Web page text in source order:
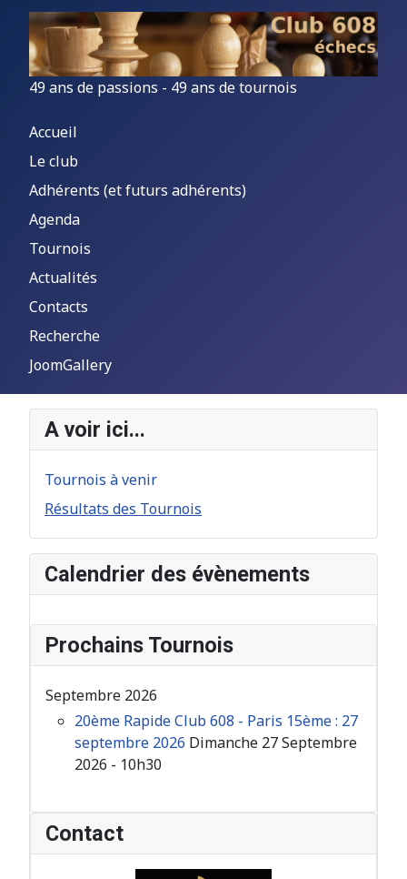
49 ans de passions - 49 ans de tournois
Accueil
Le club
Adhérents (et futurs adhérents)
Agenda
Tournois
Actualités
Contacts
Recherche
JoomGallery
A voir ici...
Tournois à venir
Résultats des Tournois
Calendrier des évènements
Prochains Tournois
Septembre 2026
20ème Rapide Club 608 - Paris 15ème : 27
septembre 2026 Dimanche 27 Septembre
2026 - 10h30
Contact